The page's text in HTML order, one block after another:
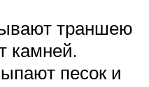
траншею
камней.
песок и